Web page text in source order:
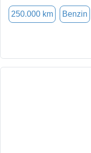
250.000 km Benzin